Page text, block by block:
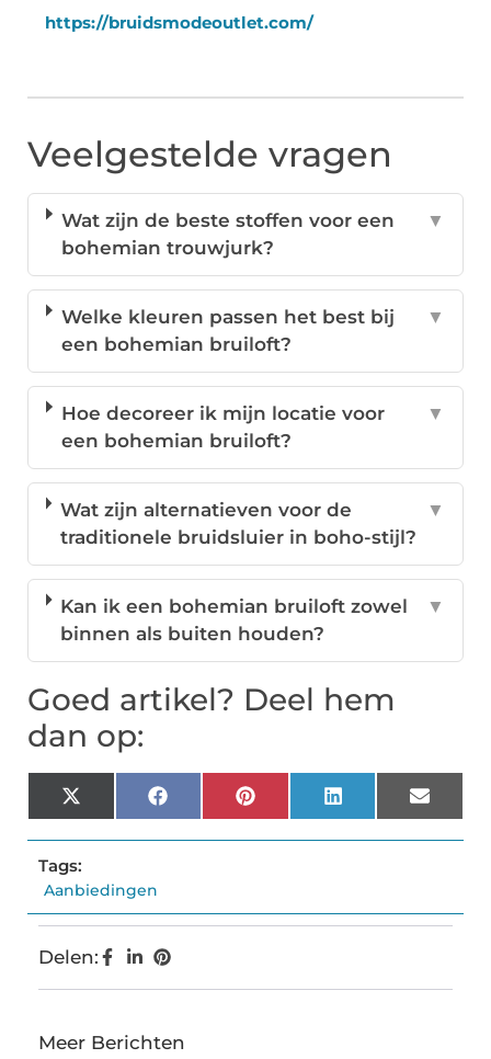
https://bruidsmodeoutlet.com/
Veelgestelde vragen
Wat zijn de beste stoffen voor een
bohemian trouwjurk?
▼
Welke kleuren passen het best bij
een bohemian bruiloft?
▼
Hoe decoreer ik mijn locatie voor
een bohemian bruiloft?
▼
Wat zijn alternatieven voor de
traditionele bruidsluier in boho-stijl?
▼
Kan ik een bohemian bruiloft zowel
binnen als buiten houden?
▼
Goed artikel? Deel hem
dan op:
X
(Twitter)
FacebookPinterestLinkedInEmail
Tags:
Aanbiedingen
Delen:
Meer Berichten